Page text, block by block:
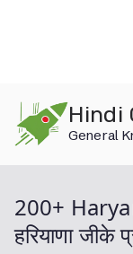
content
Hindi
General
200+
हरियाणा जीके